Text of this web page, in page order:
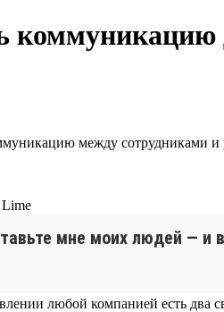
между сотрудниками и
Lime
мне моих людей —
любой компанией есть